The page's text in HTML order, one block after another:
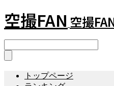
空撮FAN 空撮
トップページ